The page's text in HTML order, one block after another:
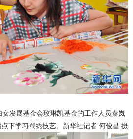
发展基金会玫琳凯基金的工作人员秦岚
点下学习蜀绣技艺。新华社记者 何俊昌 摄